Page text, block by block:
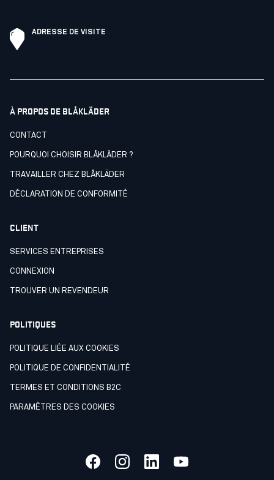
ADRESSE DE VISITE
À PROPOS DE BLÅKLÄDER
CONTACT
POURQUOI CHOISIR BLÅKLÄDER ?
TRAVAILLER CHEZ BLÅKLÄDER
DÉCLARATION DE CONFORMITÉ
CLIENT
SERVICES ENTREPRISES
CONNEXION
TROUVER UN REVENDEUR
POLITIQUES
POLITIQUE LIÉE AUX COOKIES
POLITIQUE DE CONFIDENTIALITÉ
TERMES ET CONDITIONS B2C
PARAMÈTRES DES COOKIES